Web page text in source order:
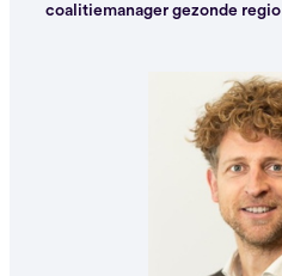
coalitiemanager gezonde regio